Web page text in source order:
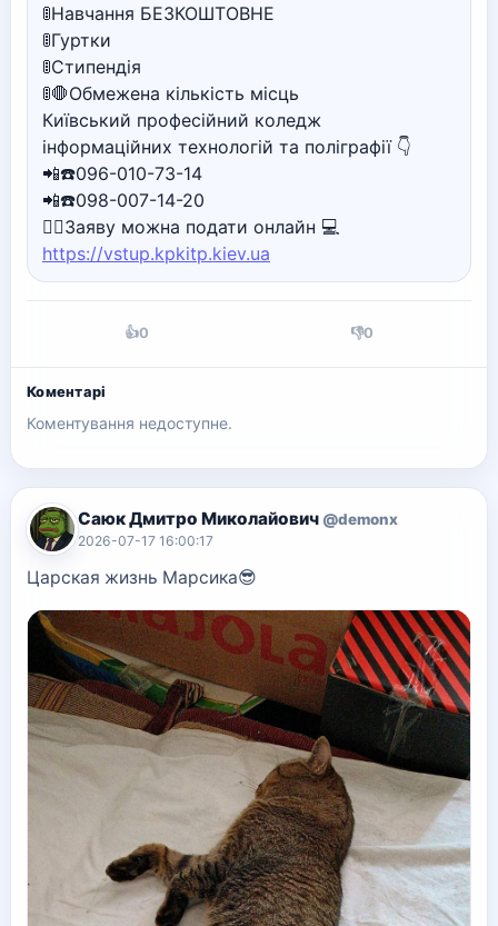
🚦Навчання БЕЗКОШТОВНЕ
🚦Гуртки
🚦Стипендія
🚦🛑Обмежена кількість місць
Київський професійний коледж
інформаційних технологій та поліграфії 👇
📲☎️096-010-73-14
📲☎️098-007-14-20
🙋‍♀️Заяву можна подати онлайн 💻
https://vstup.kpkitp.kiev.ua
👍0 👎0
Коментарі
Коментування недоступне.
Саюк Дмитро Миколайович @demonx
2026-07-17 16:00:17
Царская жизнь Марсика😎